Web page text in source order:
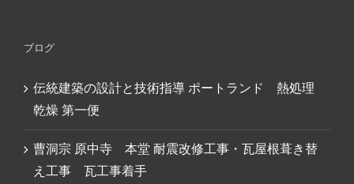
ブログ
伝統建築の設計と技術指導 ポートランド 熱処理
乾燥 第一便
曹洞宗 原中寺 本堂 耐震改修工事・瓦屋根葺き替
え工事 瓦工事着手